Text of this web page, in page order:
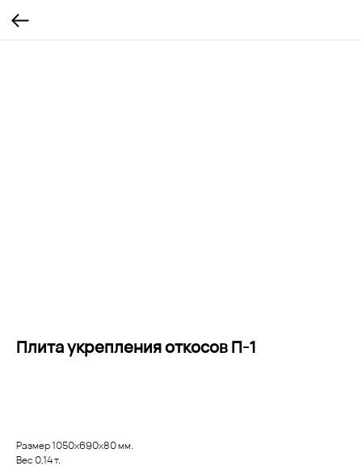
Плита укрепления откосов П-1
Размер 1050х690х80 мм.
Вес 0,14 т.